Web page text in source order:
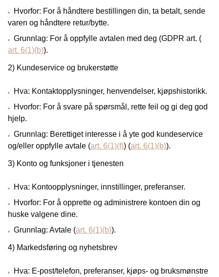
Hvorfor: For å håndtere bestillingen din, ta betalt, sende
varen og håndtere retur/bytte.
Grunnlag: For å oppfylle avtalen med deg (GDPR art. (
art. 6(1)(b)).
2) Kundeservice og brukerstøtte
Hva: Kontaktopplysninger, henvendelser, kjøpshistorikk.
Hvorfor: For å svare på spørsmål, rette feil og gi deg god
hjelp.
Grunnlag: Berettiget interesse i å yte god kundeservice
og/eller oppfylle avtale (art. 6(1)(f)) (art. 6(1)(b)).
3) Konto og funksjoner i tjenesten
Hva: Kontoopplysninger, innstillinger, preferanser.
Hvorfor: For å opprette og administrere kontoen din og
huske valgene dine.
Grunnlag: Avtale (art. 6(1)(b)).
4) Markedsføring og nyhetsbrev
Hva: E‑post/telefon, preferanser, kjøps- og bruksmønstre